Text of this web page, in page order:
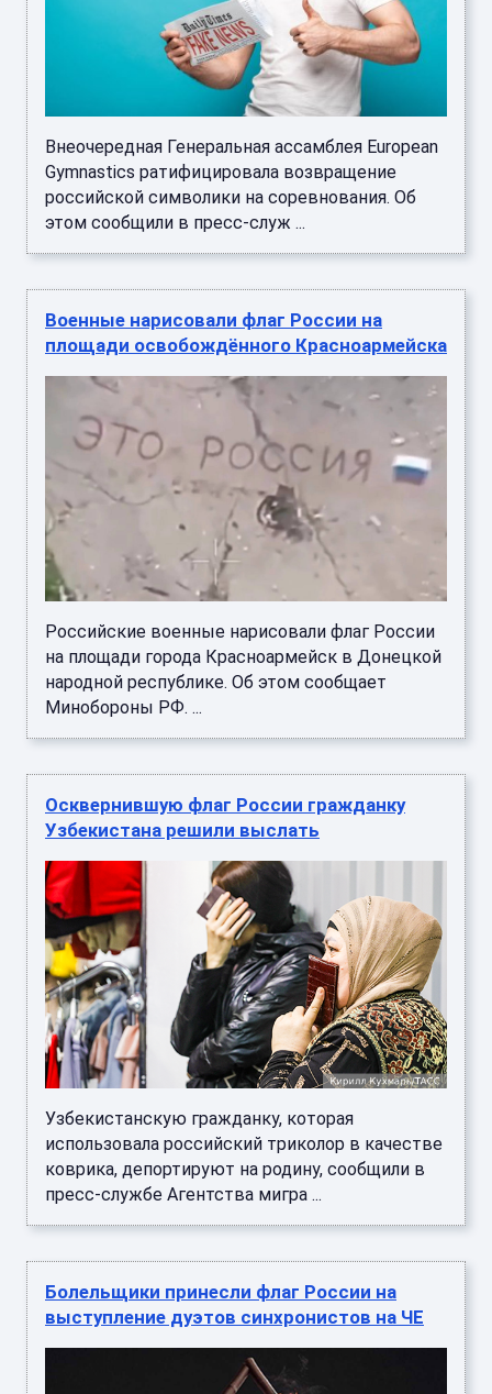
Внеочередная Генеральная ассамблея European
Gymnastics ратифицировала возвращение
российской символики на соревнования. Об
этом сообщили в пресс-служ ...
Военные нарисовали флаг России на
площади освобождённого Красноармейска
Российские военные нарисовали флаг России
на площади города Красноармейск в Донецкой
народной республике. Об этом сообщает
Минобороны РФ. ...
Осквернившую флаг России гражданку
Узбекистана решили выслать
Узбекистанскую гражданку, которая
использовала российский триколор в качестве
коврика, депортируют на родину, сообщили в
пресс-службе Агентства мигра ...
Болельщики принесли флаг России на
выступление дуэтов синхронистов на ЧЕ